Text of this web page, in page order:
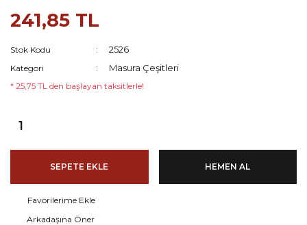
241,85 TL
Stok Kodu 2526
Kategori Masura Çeşitleri
* 25,75 TL den başlayan taksitlerle!
SEPETE EKLE HEMEN AL
Arkadaşına Öner